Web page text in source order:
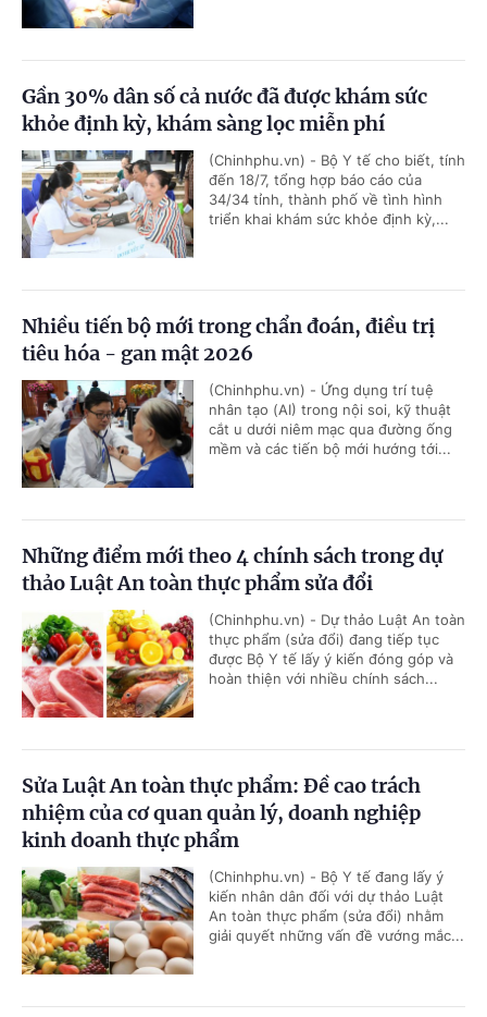
Gần 30% dân số cả nước đã được khám sức
khỏe định kỳ, khám sàng lọc miễn phí
(Chinhphu.vn) - Bộ Y tế cho biết, tính
đến 18/7, tổng hợp báo cáo của
34/34 tỉnh, thành phố về tình hình
triển khai khám sức khỏe định kỳ,...
Nhiều tiến bộ mới trong chẩn đoán, điều trị
tiêu hóa - gan mật 2026
(Chinhphu.vn) - Ứng dụng trí tuệ
nhân tạo (AI) trong nội soi, kỹ thuật
cắt u dưới niêm mạc qua đường ống
mềm và các tiến bộ mới hướng tới...
Những điểm mới theo 4 chính sách trong dự
thảo Luật An toàn thực phẩm sửa đổi
(Chinhphu.vn) - Dự thảo Luật An toàn
thực phẩm (sửa đổi) đang tiếp tục
được Bộ Y tế lấy ý kiến đóng góp và
hoàn thiện với nhiều chính sách...
Sửa Luật An toàn thực phẩm: Đề cao trách
nhiệm của cơ quan quản lý, doanh nghiệp
kinh doanh thực phẩm
(Chinhphu.vn) - Bộ Y tế đang lấy ý
kiến nhân dân đối với dự thảo Luật
An toàn thực phẩm (sửa đổi) nhằm
giải quyết những vấn đề vướng mắc...